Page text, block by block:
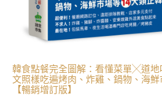
韓食點餐完全圖解：看懂菜單╳道
文照樣吃遍烤肉、炸雞、鍋物、海
【暢銷增訂版】